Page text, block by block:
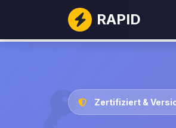
RAPID
Zertifiziert &